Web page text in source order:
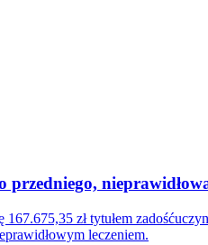
przedniego,
zł tytułem
leczeniem.